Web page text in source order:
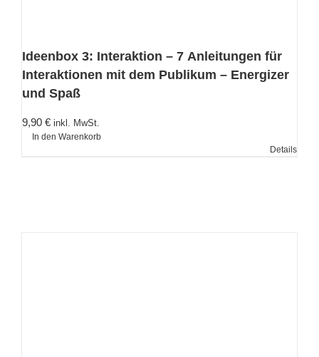
Ideenbox 3: Interaktion – 7 Anleitungen für
Interaktionen mit dem Publikum – Energizer
und Spaß
9,90 € inkl. MwSt.
In den Warenkorb
Details